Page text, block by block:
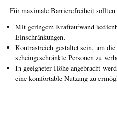
Für maximale Barrierefreiheit sollten
Mit geringem Kraftaufwand
Einschränkungen.
Kontrastreich gestaltet sein, um
seheingeschränkte Personen zu
In geeigneter Höhe angebracht
eine komfortable Nutzung zu